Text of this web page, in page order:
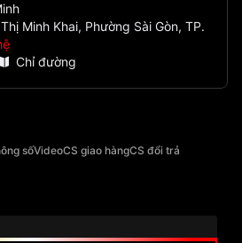
Minh Khai, Phường Sài Gòn, TP.
Chỉ đường
sốVideoCS giao hàngCS đổi trả